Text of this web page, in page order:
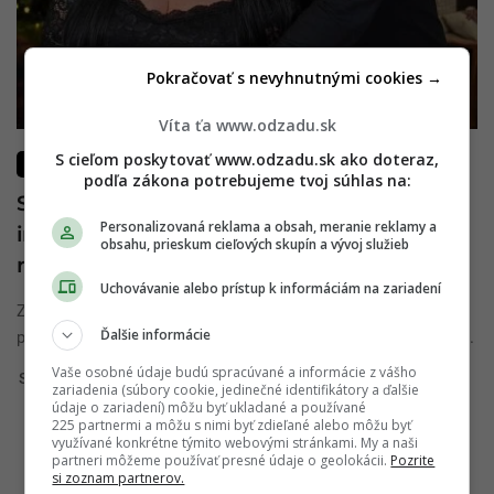
AKTUÁLNE/ŠOUBIZNIS
Srdcervúce vyjadrenie známej
influencerky: Prečo sa s manželom
rozvádzajú?
Známa slovenská influencerka v stories na Instagrame
prekvapila srdcervúcim priznaním. Vyjadrila sa k rozchodu s ...
Simona Kertysová 17. mája 2024
Víta ťa www.odzadu.sk
S cieľom poskytovať www.odzadu.sk ako doteraz,
podľa zákona potrebujeme tvoj súhlas na:
Personalizovaná reklama a obsah, meranie reklamy a
obsahu, prieskum cieľových skupín a vývoj služieb
Uchovávanie alebo prístup k informáciám na zariadení
Ďalšie informácie
Vaše osobné údaje budú spracúvané a informácie z vášho
zariadenia (súbory cookie, jedinečné identifikátory a ďalšie
údaje o zariadení) môžu byť ukladané a používané
225 partnermi a môžu s nimi byť zdieľané alebo môžu byť
využívané konkrétne týmito webovými stránkami. My a naši
partneri môžeme používať presné údaje o geolokácii. Pozrite
si zoznam partnerov.
Pokračovať s nevyhnutnými cookies →